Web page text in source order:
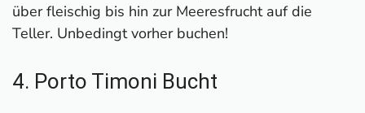
über fleischig bis hin zur Meeresfrucht auf die
Teller. Unbedingt vorher buchen!
4. Porto Timoni Bucht